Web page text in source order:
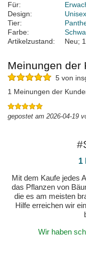
Für:
Design:
Unisex
Tier:
Farbe:
Artikelzustand:
Neu;
Meinungen der
5 von
1 Meinungen der
gepostet am 2026-04-19
1
Mit dem Kaufe jedes
das Pflanzen von
die es am meisten
Hilfe erreichen wir
Wir haben